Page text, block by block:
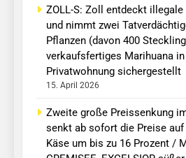
ZOLL-S: Zoll entdeckt
und nimmt zwei
Pflanzen (davon 400
verkaufsfertiges Marihuana
Privatwohnung sichergestellt
15. April 2026
Zweite große Preissenkung
senkt ab sofort die Preise
Käse um bis zu 16 Prozent /